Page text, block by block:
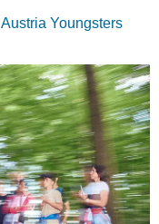
Austria Youngsters